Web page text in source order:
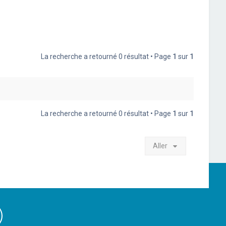
La recherche a retourné 0 résultat • Page 1 sur 1
La recherche a retourné 0 résultat • Page 1 sur 1
Aller